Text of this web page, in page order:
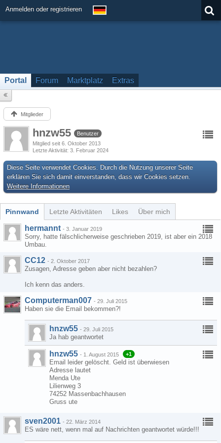
Anmelden oder registrieren
Portal Forum Marktplatz Extras
Mitglieder
hnzw55
Benutzer
Mitglied seit 6. Oktober 2013
Letzte Aktivität 3. Februar 2024
Diese Seite verwendet Cookies. Durch die Nutzung unserer Seite
erklären Sie sich damit einverstanden, dass wir Cookies setzen.
Weitere Informationen
Pinnwand Letzte Aktivitäten Likes Über mich
hermannt - 3. Januar 2019
Sorry, hatte fälschlicherweise geschrieben 2019, ist aber ein 2018
Umbau.
CC12 - 2. Oktober 2017
Zusagen, Adresse geben aber nicht bezahlen?
Ich kenn das anders.
Computerman007 - 29. Juli 2015
Haben sie die Email bekommen?!
hnzw55 - 29. Juli 2015
Ja hab geantwortet
hnzw55 - 1. August 2015 +1
Email leider gelöscht. Geld ist überwiesen
Adresse lautet
Menda Ute
Lilienweg 3
74252 Massenbachhausen
Gruss ute
sven2001 - 22. März 2014
ES wäre nett, wenn mal auf Nachrichten geantwortet würde!!!